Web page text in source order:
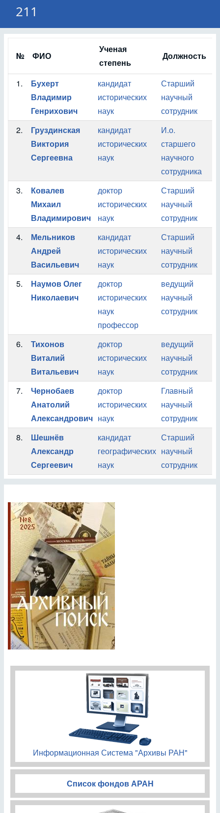
211
№ ФИО
Ученая
степень
Должность
1.
Бухерт
Владимир
Генрихович
кандидат
исторических
наук
Старший
научный
сотрудник
2.
Груздинская
Виктория
Сергеевна
кандидат
исторических
наук
И.о.
старшего
научного
сотрудника
3.
Ковалев
Михаил
Владимирович
доктор
исторических
наук
Старший
научный
сотрудник
4.
Мельников
Андрей
Васильевич
кандидат
исторических
наук
Старший
научный
сотрудник
5.
Наумов Олег
Николаевич
доктор
исторических
наук
профессор
ведущий
научный
сотрудник
6.
Тихонов
Виталий
Витальевич
доктор
исторических
наук
ведущий
научный
сотрудник
7.
Чернобаев
Анатолий
Александрович
доктор
исторических
наук
Главный
научный
сотрудник
8.
Шешнёв
Александр
Сергеевич
кандидат
географических
наук
Старший
научный
сотрудник
Информационная Система "Архивы РАН"
Список фондов АРАН